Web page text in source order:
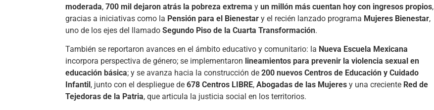
moderada, 700 mil dejaron atrás la pobreza extrema y un millón más cuentan hoy con ingresos propios,
gracias a iniciativas como la Pensión para el Bienestar y el recién lanzado programa Mujeres Bienestar,
uno de los ejes del llamado Segundo Piso de la Cuarta Transformación.
También se reportaron avances en el ámbito educativo y comunitario: la Nueva Escuela Mexicana
incorpora perspectiva de género; se implementaron lineamientos para prevenir la violencia sexual en
educación básica; y se avanza hacia la construcción de 200 nuevos Centros de Educación y Cuidado
Infantil, junto con el despliegue de 678 Centros LIBRE, Abogadas de las Mujeres y una creciente Red de
Tejedoras de la Patria, que articula la justicia social en los territorios.